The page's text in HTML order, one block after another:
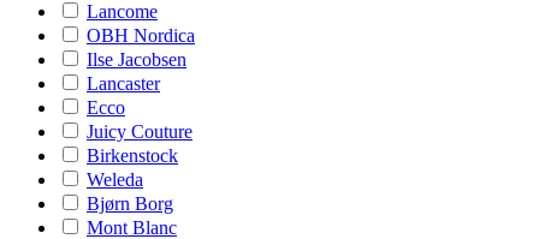
Lancome
OBH Nordica
Ilse Jacobsen
Lancaster
Ecco
Juicy Couture
Birkenstock
Weleda
Bjørn Borg
Mont Blanc